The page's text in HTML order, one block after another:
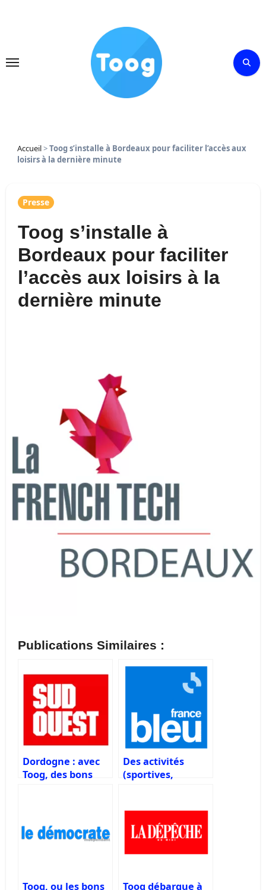
Accueil>Toog s’installe à Bordeaux pour faciliter l’accès aux
loisirs à la dernière minute
Presse
Toog s’installe à
Bordeaux pour faciliter
l’accès aux loisirs à la
dernière minute
Publications Similaires :
Dordogne : avec
Toog, des bons
Des activités
(sportives,
au site TOOG
Toog, ou les bons
Toog débarque à